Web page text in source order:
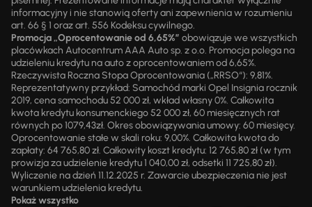
informacyjny i nie stanowią oferty ani zapewnienia w rozumieniu
art. 66 § 1 oraz art. 556 Kodeksu cywilnego.
Promocja „Oprocentowanie od 6,65%” obowiązuje we wszystkich
placówkach Autocentrum AAA Auto sp. z o.o. Promocja polega na
udzieleniu kredytu na auto z oprocentowaniem od 6,65%.
Rzeczywista Roczna Stopa Oprocentowania („RRSO“): 9,81%.
Reprezentatywny przykład: Samochód marki Opel Insignia rocznik
2019, cena samochodu 52 000 zł, wkład własny 0%. Całkowita
kwota kredytu konsumenckiego 52 000 zł, 60 miesięcznych rat
równych po 1079,43zł. Okres obowiązywania umowy: 60 miesięcy.
Oprocentowanie stałe w skali roku: 9,00%. Całkowita kwota do
zapłaty: 64 765,80 zł. Całkowity koszt kredytu: 12 765,80 zł (w tym
prowizja za udzielenie kredytu 1 040,00 zł, odsetki 11 725,80 zł).
Wyliczenie na dzień 11.12.2025 r. Zawarcie ubezpieczenia nie jest
warunkiem udzielenia kredytu.
Pokaż wszystko